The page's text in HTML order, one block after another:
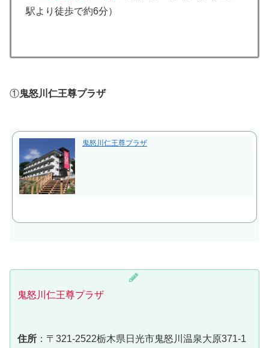
駅より徒歩で約6分）
①鬼怒川仁王尊プラザ
鬼怒川仁王尊プラザ
鬼怒川仁王尊プラザ
住所 ：〒321-2522栃木県日光市鬼怒川温泉大原371-1